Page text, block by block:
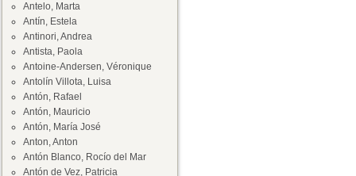
Antelo, Marta
Antín, Estela
Antinori, Andrea
Antista, Paola
Antoine-Andersen, Véronique
Antolín Villota, Luisa
Antón, Rafael
Antón, Mauricio
Antón, María José
Anton, Anton
Antón Blanco, Rocío del Mar
Antón de Vez, Patricia